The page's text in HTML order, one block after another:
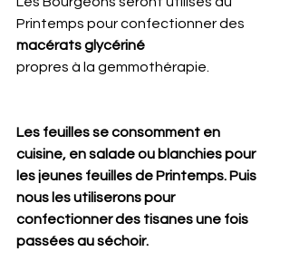
Printemps pour confectionner des
macérats glycériné
propres à la gemmothérapie.
Les feuilles se consomment en
cuisine, en salade ou blanchies pour
les jeunes feuilles de Printemps. Puis
nous les utiliserons pour
confectionner des tisanes une fois
passées au séchoir.